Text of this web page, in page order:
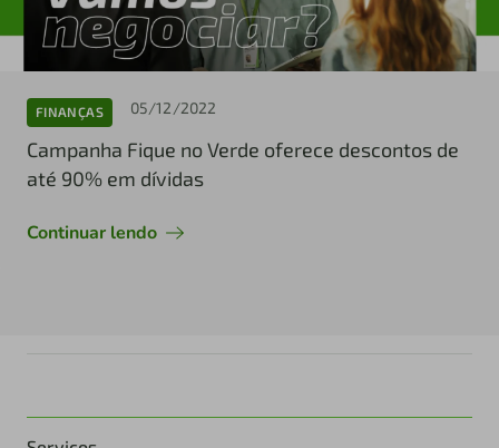
FINANÇAS 05/12/2022
Campanha Fique no Verde oferece descontos de
até 90% em dívidas
Continuar lendo